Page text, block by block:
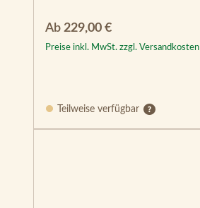
Regulärer Preis:
Ab 229,00 €
Preise inkl. MwSt. zzgl. Versandkosten
Teilweise verfügbar